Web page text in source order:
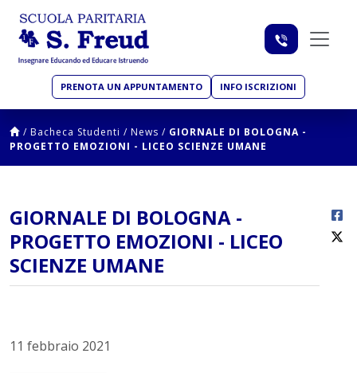
PRENOTA UN APPUNTAMENTO INFO ISCRIZIONI
/ Bacheca Studenti / News / GIORNALE DI BOLOGNA -
PROGETTO EMOZIONI - LICEO SCIENZE UMANE
GIORNALE DI BOLOGNA -
PROGETTO EMOZIONI - LICEO
SCIENZE UMANE
11 febbraio 2021